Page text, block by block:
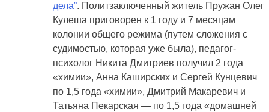
дела”. Политзаключенный житель Пружан Олег
Кулеша приговорен к 1 году и 7 месяцам
колонии общего режима (путем сложения с
судимостью, которая уже была), педагог-
психолог Никита Дмитриев получил 2 года
«химии», Анна Каширских и Сергей Кунцевич
по 1,5 года «химии», Дмитрий Макаревич и
Татьяна Пекарская — по 1,5 года «домашней